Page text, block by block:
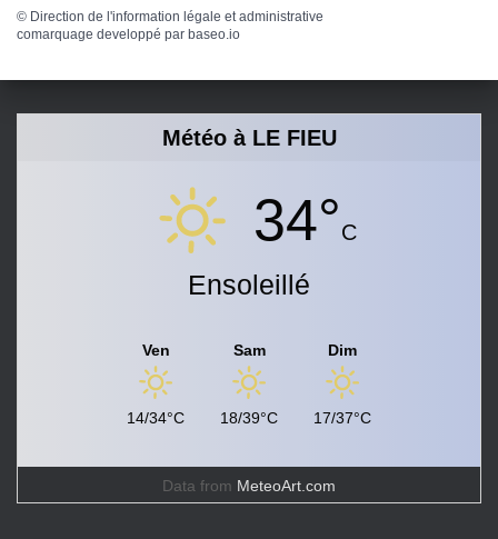
© Direction de l'information légale et administrative
comarquage developpé par baseo.io
Météo à LE FIEU
34°C
Ensoleillé
Ven
14/34°C
Sam
18/39°C
Dim
17/37°C
Data from MeteoArt.com